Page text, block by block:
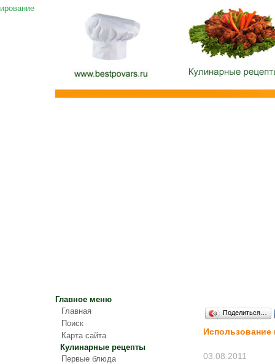
Главное меню
Главная
Поиск
Карта сайта
Кулинарные рецепты
Первые блюда
Поделиться…
Использование
03.08.2011